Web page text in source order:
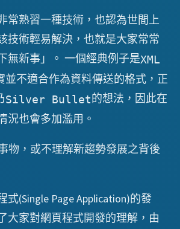
常熟習一種技術，也認為世間上
技術輕易解決，也就是大家常常
無新事」。 一個經典例子是XML
並不適合作為資料傳送的格式，正
Silver Bullet的想法，因此在
況也會多加濫用。
物，或不理解新趨勢發展之背後
(Single Page Application)的發
大家對網頁程式開發的理解，由